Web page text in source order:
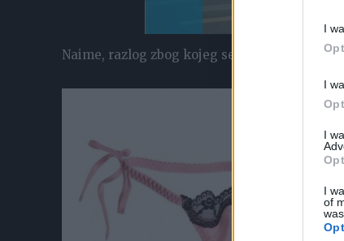
I
I
I
I
of
Naime, razlog zbog kojeg se ovaj komad